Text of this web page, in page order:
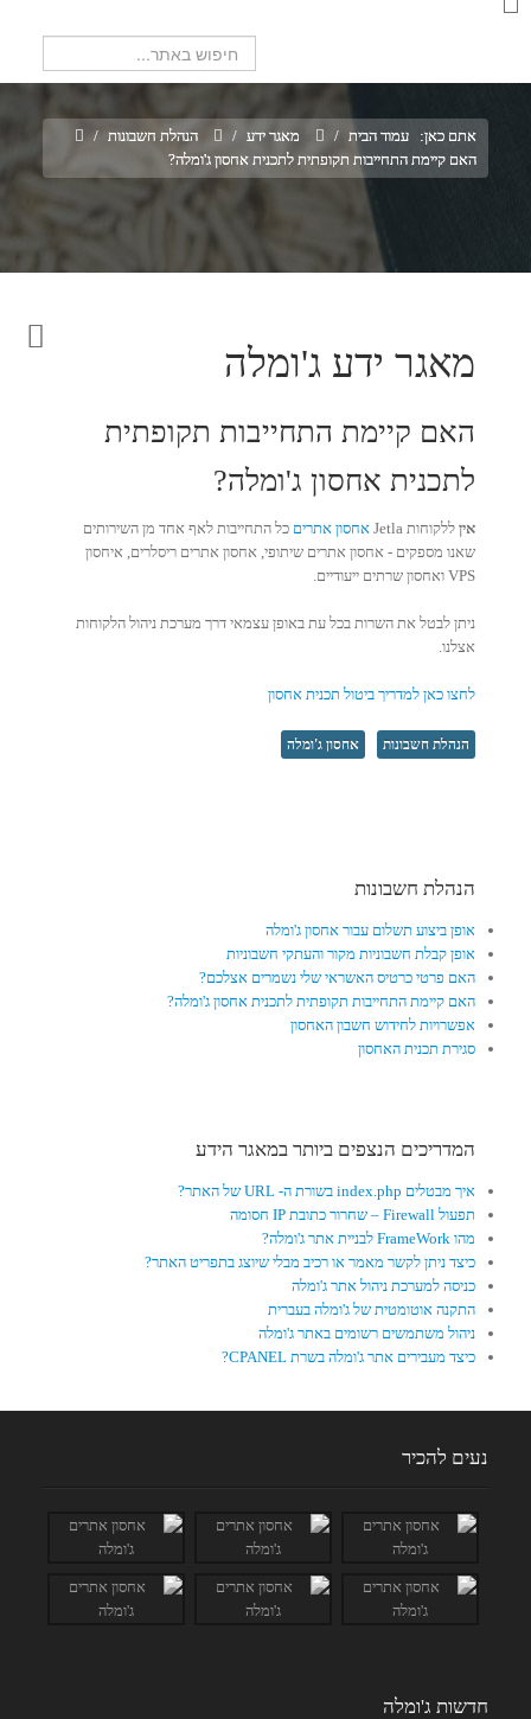
אתם כאן: עמוד הבית / מאגר ידע / הנהלת חשבונות /
האם קיימת התחייבות תקופתית לתכנית אחסון ג'ומלה?
מאגר ידע ג'ומלה
האם קיימת התחייבות תקופתית
לתכנית אחסון ג'ומלה?
איןללקוחות Jetla אחסון אתרים כל התחייבות לאף אחד מן השירותים
שאנו מספקים - אחסון אתרים שיתופי, אחסון אתרים ריסלרים, איחסון
VPS ואחסון שרתים ייעודיים.
ניתן לבטל את השרות בכל עת באופן עצמאי דרך מערכת ניהול הלקוחות
אצלנו.
לחצו כאן למדריך ביטול תכנית אחסון
הנהלת חשבונות אחסון ג'ומלה
הנהלת חשבונות
אופן ביצוע תשלום עבור אחסון ג'ומלה
אופן קבלת חשבוניות מקור והעתקי חשבוניות
האם פרטי כרטיס האשראי שלי נשמרים אצלכם?
האם קיימת התחייבות תקופתית לתכנית אחסון ג'ומלה?
אפשרויות לחידוש חשבון האחסון
סגירת תכנית האחסון
המדריכים הנצפים ביותר במאגר הידע
איך מבטלים index.php בשורת ה- URL של האתר?
תפעול Firewall – שחרור כתובת IP חסומה
מהו FrameWork לבניית אתר ג'ומלה?
כיצד ניתן לקשר מאמר או רכיב מבלי שיוצג בתפריט האתר?
כניסה למערכת ניהול אתר ג'ומלה
התקנה אוטומטית של ג'ומלה בעברית
ניהול משתמשים רשומים באתר ג'ומלה
כיצד מעבירים אתר ג'ומלה בשרת CPANEL?
נעים להכיר
חדשות ג'ומלה